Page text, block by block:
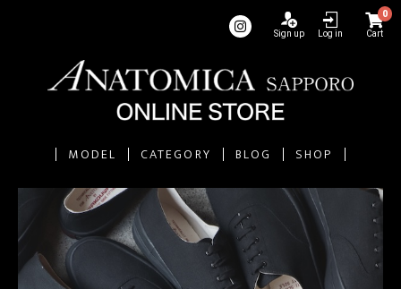
Sign up Log in
0
Cart
MODEL CATEGORY BLOG SHOP